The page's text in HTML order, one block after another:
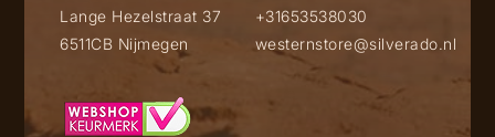
Lange Hezelstraat 37
6511CB Nijmegen
+31653538030
westernstore@silverado.nl